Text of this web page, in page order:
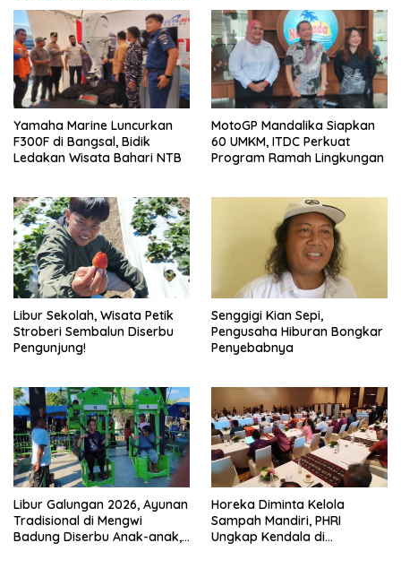
Yamaha Marine Luncurkan
F300F di Bangsal, Bidik
Ledakan Wisata Bahari NTB
MotoGP Mandalika Siapkan
60 UMKM, ITDC Perkuat
Program Ramah Lingkungan
Libur Sekolah, Wisata Petik
Stroberi Sembalun Diserbu
Pengunjung!
Senggigi Kian Sepi,
Pengusaha Hiburan Bongkar
Penyebabnya
Libur Galungan 2026, Ayunan
Tradisional di Mengwi
Badung Diserbu Anak-anak,
Horeka Diminta Kelola
Sampah Mandiri, PHRI
Ungkap Kendala di